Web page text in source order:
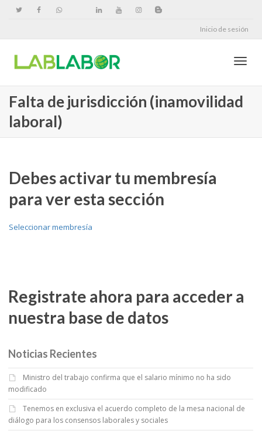
Inicio de sesión
Falta de jurisdicción (inamovilidad
laboral)
Debes activar tu membresía
para ver esta sección
Seleccionar membresía
Registrate ahora para acceder a
nuestra base de datos
Noticias Recientes
Ministro del trabajo confirma que el salario mínimo no ha sido
modificado
Tenemos en exclusiva el acuerdo completo de la mesa nacional de
diálogo para los consensos laborales y sociales